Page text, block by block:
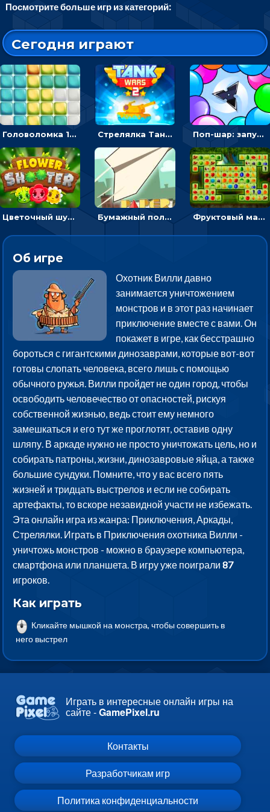
Посмотрите больше игр из категорий:
Сегодня играют
Головоломка 10х10 Стрелялка Танковые войны: бить по танку врага, чтобы уничтожить зло Поп-шар: запускать колючку, чтобы лопать воздушные шарики
Цветочный шутер: стрелять пчелками по цветам Бумажный полет: бросай самолетик и собери бонусы Фруктовый маджонг - найти одинаковые плитки головоломки
Об игре
Охотник Вилли давно
занимается уничтожением
монстров и в этот раз начинает
приключение вместе с вами. Он
покажет в игре, как бесстрашно
бороться с гигантскими динозаврами, которые вот-вот
готовы слопать человека, всего лишь с помощью
обычного ружья. Вилли пройдет не один город, чтобы
освободить человечество от опасностей, рискуя
собственной жизнью, ведь стоит ему немного
замешкаться и его тут же проглотят, оставив одну
шляпу. В аркаде нужно не просто уничтожать цель, но и
собирать патроны, жизни, динозавровые яйца, а также
большие сундуки. Помните, что у вас всего пять
жизней и тридцать выстрелов и если не собирать
артефакты, то вскоре незавидной участи не избежать.
Эта онлайн игра из жанра: Приключения, Аркады,
Стрелялки. Играть в Приключения охотника Вилли -
уничтожь монстров - можно в браузере компьютера,
смартфона или планшета. В игру уже поиграли87
игроков.
Как играть
Кликайте мышкой на монстра, чтобы совершить в
него выстрел
Играть в интересные онлайн игры на
сайте -GamePixel.ru
Контакты
Разработчикам игр
Политика конфиденциальности